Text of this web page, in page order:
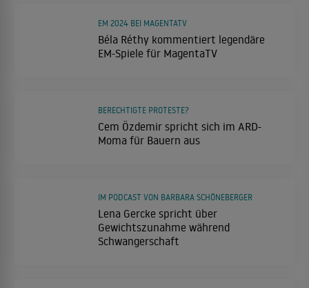
Béla Réthy kommentiert legendäre
EM-Spiele für MagentaTV
EM 2024 BEI MAGENTATV
Cem Özdemir spricht sich im ARD-
Moma für Bauern aus
BERECHTIGTE PROTESTE?
Lena Gercke spricht über
Gewichtszunahme während
Schwangerschaft
IM PODCAST VON BARBARA SCHÖNEBERGER